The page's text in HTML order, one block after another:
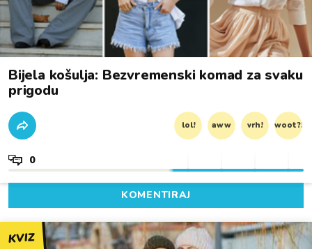
Bijela košulja: Bezvremenski komad za svaku
prigodu
lol! aww vrh! woot?!
0
KOMENTIRAJ
KVIZ